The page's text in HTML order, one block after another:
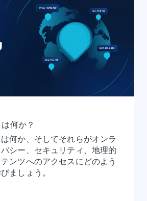
何か？
何か、そしてそれらがオンラ
シー、セキュリティ、地理的
ンツへのアクセスにどのよう
ましょう。